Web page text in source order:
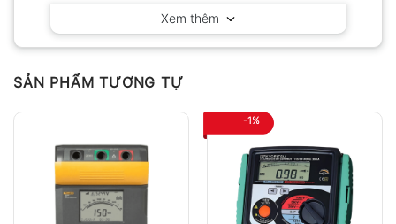
Xem thêm
SẢN PHẨM TƯƠNG TỰ
-1%